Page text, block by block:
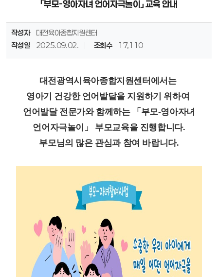
「부모-영아자녀 언어자극놀이」 교육 안내
작성자
대전육아종합지원센터
작성일
2025.09.02. 조회수 17,110
대전광역시육아종합지원센터에서는
영아기 건강한 언어발달을 지원하기 위하여
언어발달 전문가와 함께하는 「부모-영아자녀
언어자극놀이」 부모교육을 진행합니다.
부모님의 많은 관심과 참여 바랍니다.